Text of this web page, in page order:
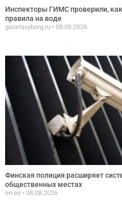
Инспекторы ГИМС проверили,
правила на воде
gazetavyborg.ru 08.08.2026
Финская полиция расширяет
общественных местах
err.ee 08.08.2026